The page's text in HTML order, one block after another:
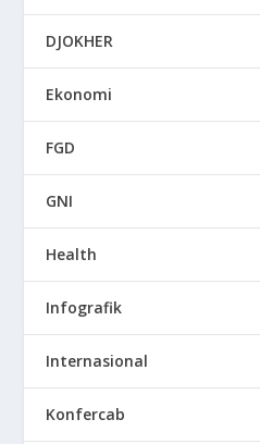
DJOKHER
Ekonomi
FGD
GNI
Health
Infografik
Internasional
Konfercab